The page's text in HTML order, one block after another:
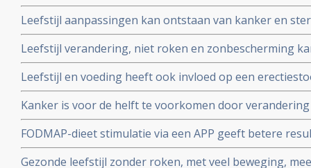
MSZ-implementatieagenda en ziekenhuizen moeten
hebben copy 1
Leefstijl aanpassingen kan ontstaan van kanker en
volwassenen in de VS verminderen met respectievelijk
nieuwe studie van de American Cancer Society.
Leefstijl verandering, niet roken en zonbescherming
kankerpatienten voorkomen blijkt uit nieuw
Leefstijl en voeding heeft ook invloed op een
en regelmatig beweegt kan erectiestoornissen vaak
Kanker is voor de helft te voorkomen door
roken en overgewicht de grootste boosdoeners zijn
Global Burden of Diseases
FODMAP-dieet stimulatie via een APP geeft betere
medicijnen bij patienten met eerste diagnose van PDS
Gezonde leefstijl zonder roken, met veel beweging,